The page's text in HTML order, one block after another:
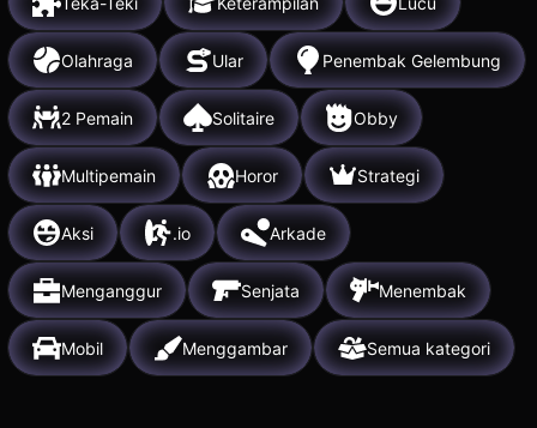
Olahraga Ular Penembak Gelembung
2 Pemain Solitaire Obby
Multipemain Horor Strategi
Aksi .io Arkade
Menganggur Senjata Menembak
Mobil Menggambar Semua kategori